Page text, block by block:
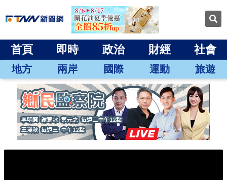
首頁 即時 政治 財經 社會
地方 兩岸 國際 運動 旅遊